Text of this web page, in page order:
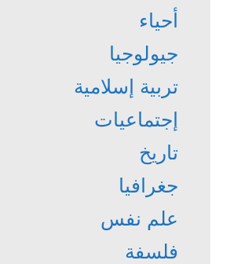
أحياء
جيولوجيا
تربية إسلامية
إجتماعيات
تاريخ
جغرافيا
علم نفس
فلسفة